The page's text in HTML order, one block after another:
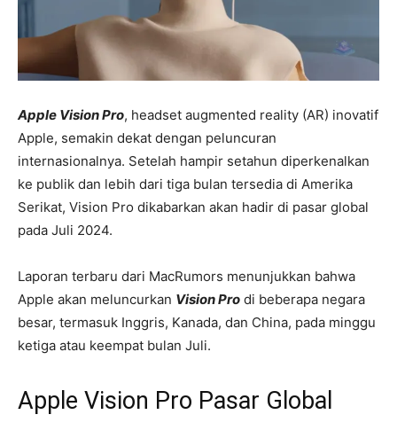
Apple Vision Pro, headset augmented reality (AR) inovatif
Apple, semakin dekat dengan peluncuran
internasionalnya. Setelah hampir setahun diperkenalkan
ke publik dan lebih dari tiga bulan tersedia di Amerika
Serikat, Vision Pro dikabarkan akan hadir di pasar global
pada Juli 2024.
Laporan terbaru dari MacRumors menunjukkan bahwa
Apple akan meluncurkan Vision Pro di beberapa negara
besar, termasuk Inggris, Kanada, dan China, pada minggu
ketiga atau keempat bulan Juli.
Apple Vision Pro Pasar Global